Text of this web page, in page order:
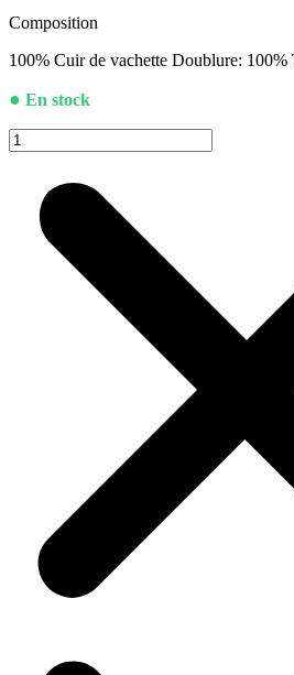
Composition
100% Cuir de vachette Doublure: 100%
● En stock